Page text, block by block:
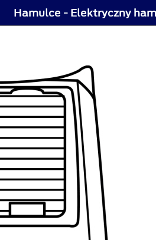
Hamulce - Elektryczny